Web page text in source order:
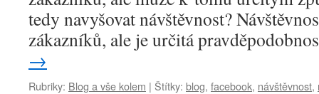
tedy navyšovat návštěvnost?
zákazníků, ale je určitá
→
Rubriky: Blog a vše kolem | Štítky: blog, facebook, návštěvnost,